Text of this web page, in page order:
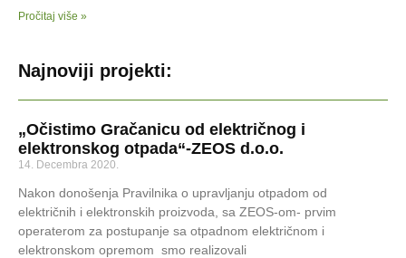
Pročitaj više »
Najnoviji projekti:
„Očistimo Gračanicu od električnog i
elektronskog otpada“-ZEOS d.o.o.
14. Decembra 2020.
Nakon donošenja Pravilnika o upravljanju otpadom od
električnih i elektronskih proizvoda, sa ZEOS-om- prvim
operaterom za postupanje sa otpadnom električnom i
elektronskom opremom smo realizovali